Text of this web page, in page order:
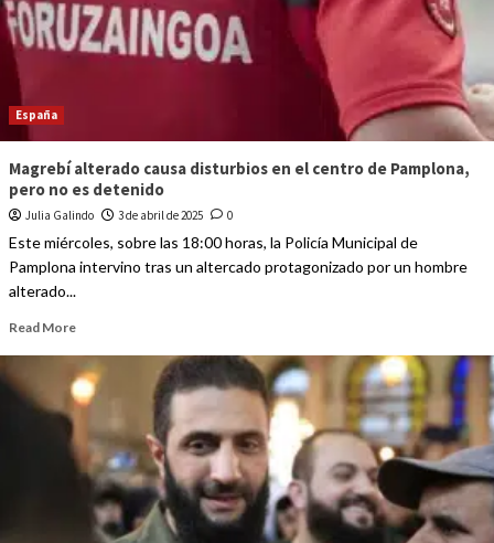
España
Magrebí alterado causa disturbios en el centro de Pamplona,
pero no es detenido
Julia Galindo 3 de abril de 2025 0
Este miércoles, sobre las 18:00 horas, la Policía Municipal de
Pamplona intervino tras un altercado protagonizado por un hombre
alterado...
Read More